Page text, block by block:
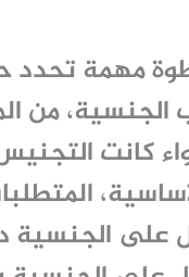
مهمة تحدد
الجنسية، من
كانت التجنيس
على الجنسية